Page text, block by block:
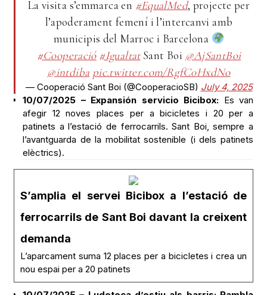
La visita s’emmarca en #EqualMed, projecte per
l’apoderament femení i l’intercanvi amb
municipis del Marroc i Barcelona
#Cooperació #IgualtatSant Boi @AjSantBoi
@intdiba pic.twitter.com/RgfC0HxdNo
— Cooperació Sant Boi (@CooperacioSB) July 4, 2025
10/07/2025 – Expansión servicio Bicibox: Es van
afegir 12 noves places per a bicicletes i 20 per a
patinets a l’estació de ferrocarrils. Sant Boi, sempre a
l’avantguarda de la mobilitat sostenible (i dels patinets
elèctrics).
S’amplia el servei Bicibox a l’estació de
ferrocarrils de Sant Boi davant la creixent
demanda
L’aparcament suma 12 places per a bicicletes i crea un
nou espai per a 20 patinets